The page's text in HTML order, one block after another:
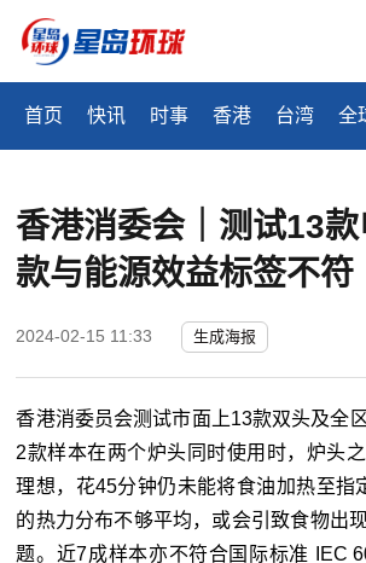
首页 快讯 时事 香港 台湾 全
香港消委会｜测试13
款与能源效益标签不符
2024-02-15 11:33 生成海报
香港消委员会测试市面上13款双头及全
2款样本在两个炉头同时使用时，炉头
理想，花45分钟仍未能将食油加热至指
的热力分布不够平均，或会引致食物出
题。近7成样本亦不符合国际标准 IEC